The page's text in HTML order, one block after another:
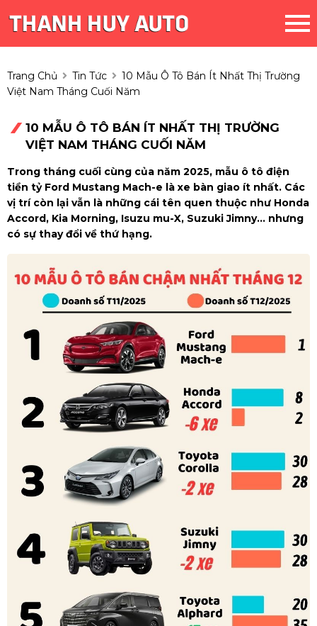
Trang Chủ Tin Tức
10 Mẫu Ô Tô Bán Ít Nhất Thị Trường
Việt Nam Tháng Cuối Năm
10 MẪU Ô TÔ BÁN ÍT NHẤT THỊ TRƯỜNG
VIỆT NAM THÁNG CUỐI NĂM
Trong tháng cuối cùng của năm 2025, mẫu ô tô điện
tiền tỷ Ford Mustang Mach-e là xe bàn giao ít nhất. Các
vị trí còn lại vẫn là những cái tên quen thuộc như Honda
Accord, Kia Morning, Isuzu mu-X, Suzuki Jimny... nhưng
có sự thay đổi về thứ hạng.